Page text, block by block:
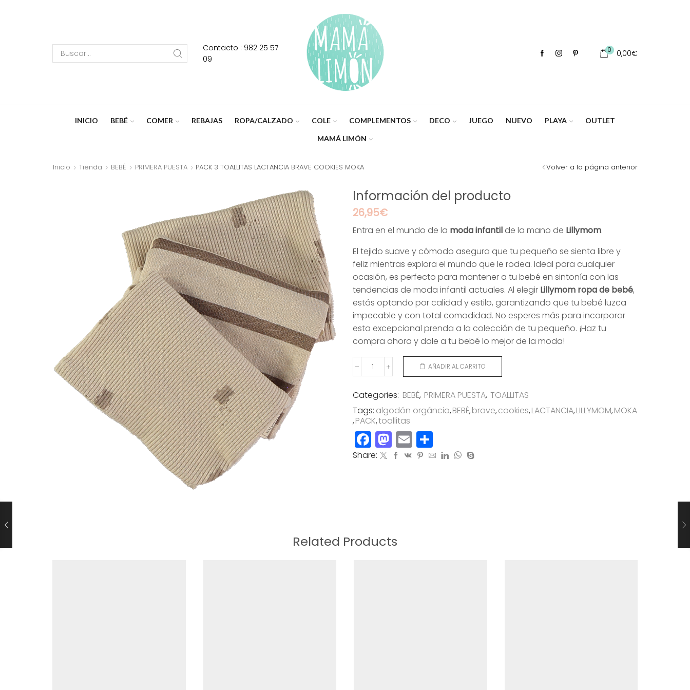
Contacto : 982 25 57
09
0 0,00€
INICIO BEBÉ COMER REBAJAS ROPA/CALZADO COLE COMPLEMENTOS DECO JUEGO NUEVO PLAYA OUTLET
MAMÁ LIMÓN
Inicio Tienda BEBÉ PRIMERA PUESTA PACK 3 TOALLITAS LACTANCIA BRAVE COOKIES MOKA Volver a la página anterior
Información del producto
26,95€
Entra en el mundo de la moda infantil de la mano de Lillymom.
El tejido suave y cómodo asegura que tu pequeño se sienta libre y
feliz mientras explora el mundo que le rodea. Ideal para cualquier
ocasión, es perfecto para mantener a tu bebé en sintonía con las
tendencias de moda infantil actuales. Al elegir Lillymom ropa de bebé,
estás optando por calidad y estilo, garantizando que tu bebé luzca
impecable y con total comodidad. No esperes más para incorporar
esta excepcional prenda a la colección de tu pequeño. ¡Haz tu
compra ahora y dale a tu bebé lo mejor de la moda!
PACK
TOALLITAS
LACTANCIA
BRAVE
COOKIES
MOKA
cantidad
AÑADIR AL CARRITO
Categories: BEBÉ, PRIMERA PUESTA, TOALLITAS
Tags: algodón orgáncio,BEBÉ,brave,cookies,LACTANCIA,LILLYMOM,MOKA
,PACK,toallitas
Facebook
Mastodon
Email
Share:
Related Products